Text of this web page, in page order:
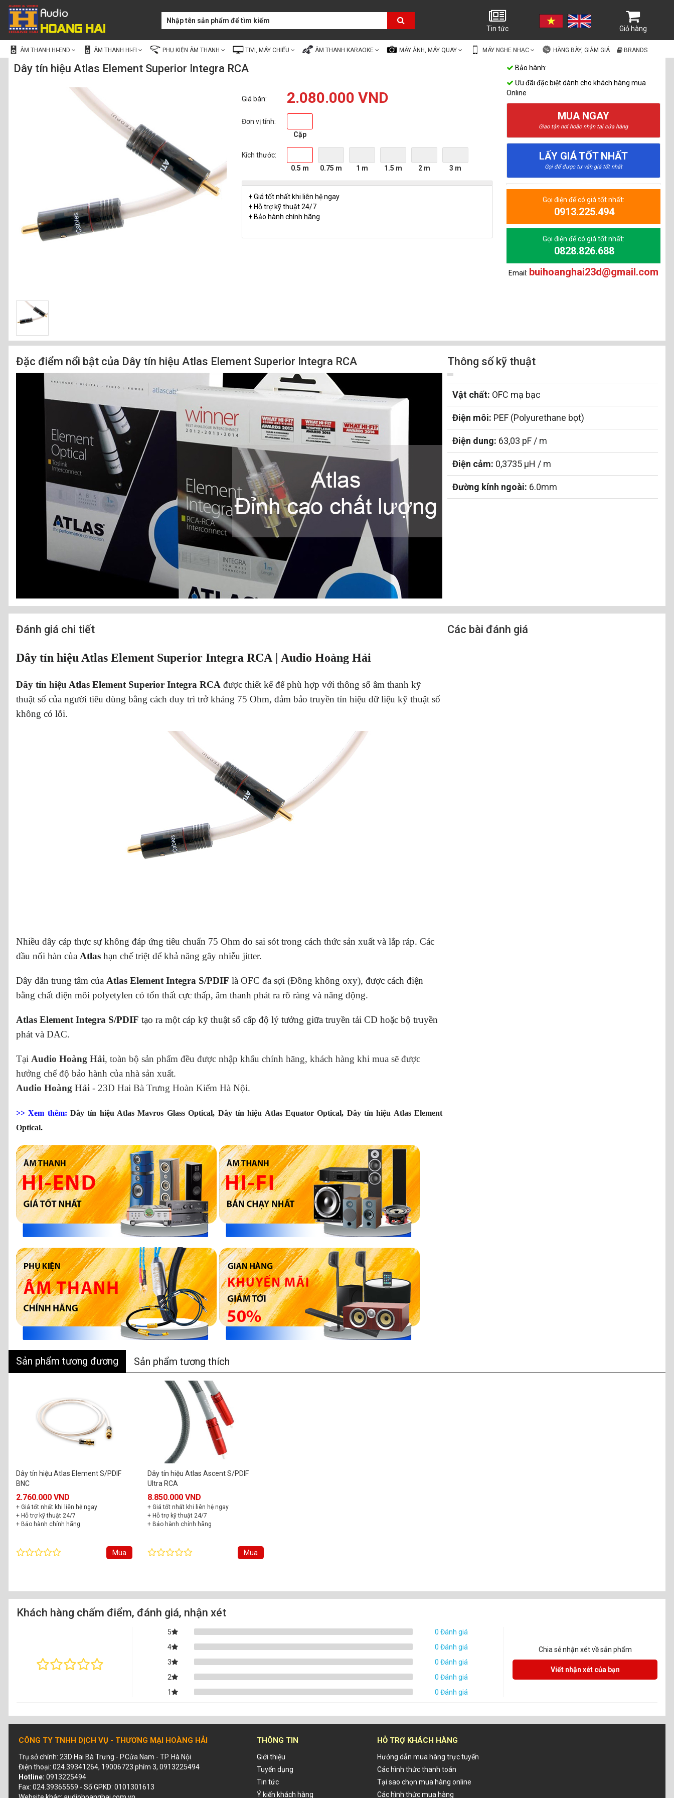
Tin tức Giỏ hàng
ÂM THANH HI-END ÂM THANH HI-FI PHỤ KIỆN ÂM THANH TIVI, MÁY CHIẾU ÂM THANH KARAOKE MÁY ẢNH, MÁY QUAY MÁY NGHE NHẠC HÀNG BÀY, GIẢM GIÁ BRANDS
Dây tín hiệu Atlas Element Superior Integra RCA
Giá bán: 2.080.000 VND
Đơn vị tính:
Cặp
Kích thước:
0.5 m
0.75 m 1 m 1.5 m 2 m 3 m
+ Giá tốt nhất khi liên hệ ngay
+ Hỗ trợ kỹ thuật 24/7
+ Bảo hành chính hãng
Bảo hành:
Ưu đãi đặc biệt dành cho khách hàng mua
Online
MUA NGAY
Giao tận nơi hoặc nhận tại cửa hàng
LẤY GIÁ TỐT NHẤT
Gọi để được tư vấn giá tốt nhất
Gọi điện để có giá tốt nhất:
0913.225.494
Gọi điện để có giá tốt nhất:
0828.826.688
Email: buihoanghai23d@gmail.com
Đặc điểm nổi bật của Dây tín hiệu Atlas Element Superior Integra RCA Thông số kỹ thuật
Vật chất: OFC mạ bạc
Điện môi: PEF (Polyurethane bọt)
Điện dung: 63,03 pF / m
Điện cảm: 0,3735 µH / m
Đường kính ngoài: 6.0mm
Đánh giá chi tiết
Dây tín hiệu Atlas Element Superior Integra RCA | Audio Hoàng Hải
Dây tín hiệu Atlas Element Superior Integra RCA được thiết kế để phù hợp với thông số âm thanh kỹ
thuật số của người tiêu dùng bằng cách duy trì trở kháng 75 Ohm, đảm bảo truyền tín hiệu dữ liệu kỹ thuật số
không có lỗi.
Nhiều dây cáp thực sự không đáp ứng tiêu chuẩn 75 Ohm do sai sót trong cách thức sản xuất và lắp ráp. Các
đầu nối hàn của Atlas hạn chế triệt để khả năng gây nhiễu jitter.
Dây dẫn trung tâm của Atlas Element Integra S/PDIF là OFC đa sợi (Đồng không oxy), được cách điện
bằng chất điện môi polyetylen có tổn thất cực thấp, âm thanh phát ra rõ ràng và năng động.
Atlas Element Integra S/PDIF tạo ra một cáp kỹ thuật số cấp độ lý tưởng giữa truyền tải CD hoặc bộ truyền
phát và DAC.
Tại Audio Hoàng Hải, toàn bộ sản phẩm đều được nhập khẩu chính hãng, khách hàng khi mua sẽ được
hưởng chế độ bảo hành của nhà sản xuất.
Audio Hoàng Hải - 23D Hai Bà Trưng Hoàn Kiếm Hà Nội.
>> Xem thêm: Dây tín hiệu Atlas Mavros Glass Optical, Dây tín hiệu Atlas Equator Optical, Dây tín hiệu Atlas Element
Optical.
Các bài đánh giá
Sản phẩm tương đương Sản phẩm tương thích
Dây tín hiệu Atlas Element S/PDIF
BNC
2.760.000 VND
+ Giá tốt nhất khi liên hệ ngay
+ Hỗ trợ kỹ thuật 24/7
+ Bảo hành chính hãng
Mua
Dây tín hiệu Atlas Ascent S/PDIF
Ultra RCA
8.850.000 VND
+ Giá tốt nhất khi liên hệ ngay
+ Hỗ trợ kỹ thuật 24/7
+ Bảo hành chính hãng
Mua
Khách hàng chấm điểm, đánh giá, nhận xét
5
0 Đánh giá
4
0 Đánh giá
3
0 Đánh giá
2
0 Đánh giá
1
0 Đánh giá
Chia sẻ nhận xét về sản phẩm
Viết nhận xét của bạn
CÔNG TY TNHH DỊCH VỤ - THƯƠNG MẠI HOÀNG HẢI
Trụ sở chính: 23D Hai Bà Trưng - P.Cửa Nam - TP. Hà Nội
Điện thoại: 024.39341264, 19006723 phím 3, 0913225494
Hotline: 0913225494
Fax: 024.39365559 - Số GPKD: 0101301613
THÔNG TIN
Giới thiệu
Tuyển dụng
Tin tức
Ý kiến khách hàng
HỖ TRỢ KHÁCH HÀNG
Hướng dẫn mua hàng trực tuyến
Các hình thức thanh toán
Tại sao chọn mua hàng online
Các hình thức mua hàng